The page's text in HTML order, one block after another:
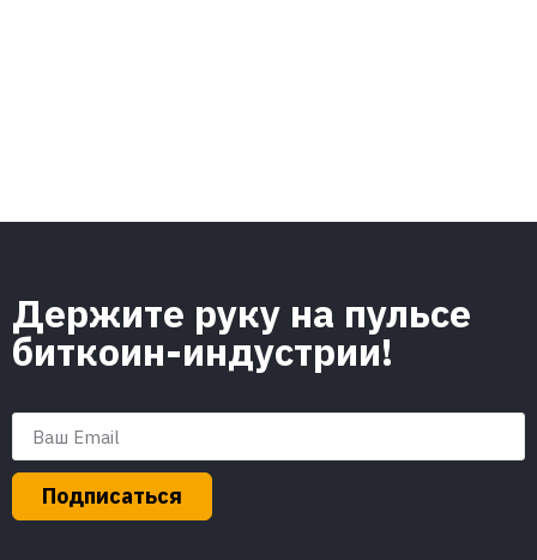
Держите руку на пульсе
биткоин-индустрии!
Подписаться